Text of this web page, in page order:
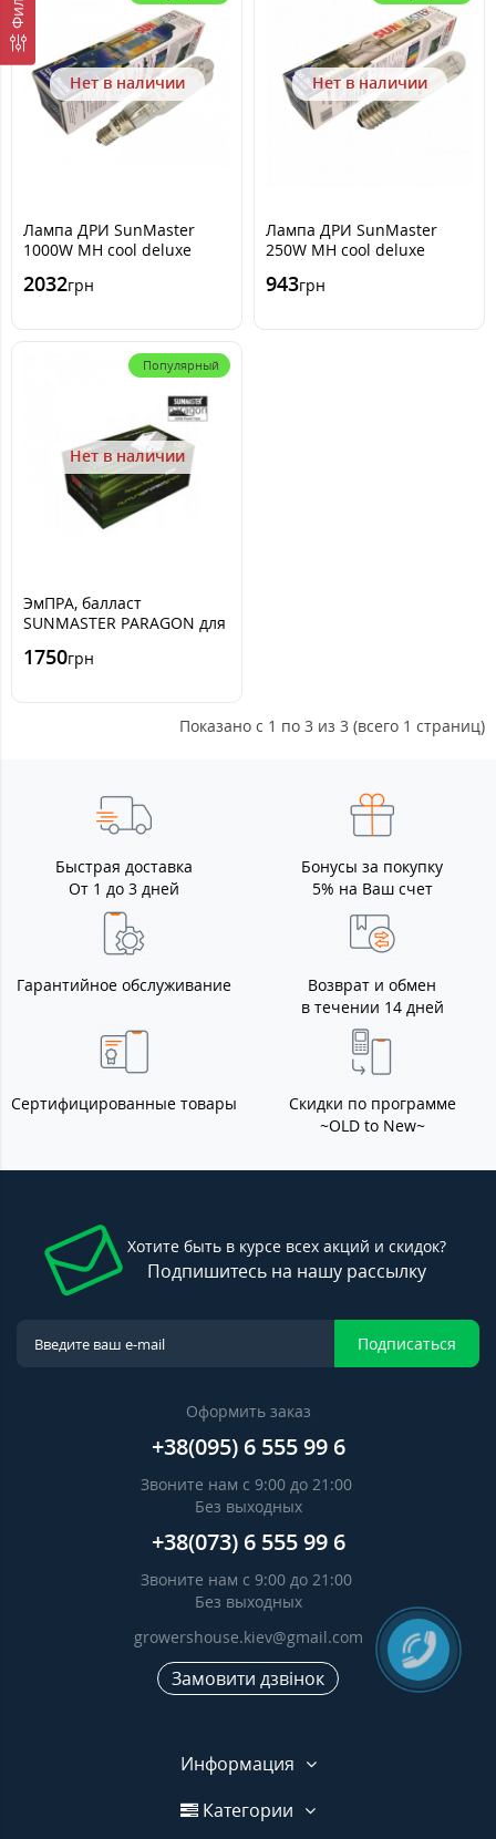
Нет в наличии
Лампа ДРИ SunMaster
1000W MH cool deluxe
2032грн
Нет в наличии
Лампа ДРИ SunMaster
250W MH cool deluxe
943грн
Популярный
Нет в наличии
ЭмПРА, балласт
SUNMASTER PARAGON для
start,полуэлектронный
1750грн
Показано с 1 по 3 из 3 (всего 1 страниц)
Быстрая доставка
От 1 до 3 дней
Бонусы за покупку
5% на Ваш счет
Гарантийное обслуживание
Возврат и обмен
в течении 14 дней
Сертифицированные товары
Скидки по программе
~OLD to New~
Хотите быть в курсе всех акций и скидок?
Подпишитесь на нашу рассылку
Подписаться
Оформить заказ
+38(095) 6 555 99 6
Звоните нам с 9:00 до 21:00
Без выходных
+38(073) 6 555 99 6
Звоните нам с 9:00 до 21:00
Без выходных
growershouse.kiev@gmail.com
Замовити дзвінок
Информация
Категории